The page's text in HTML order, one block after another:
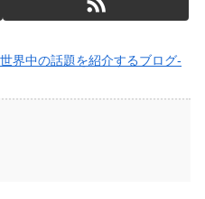
界中の話題を紹介するブログ-